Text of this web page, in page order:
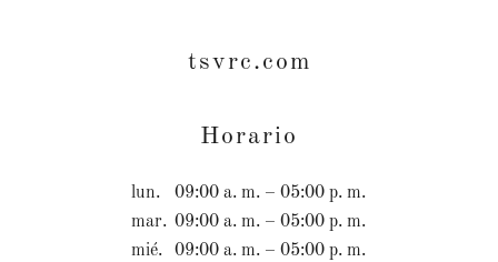
tsvrc.com
Horario
lun.
09:00 a. m. – 05:00 p. m.
mar. 09:00 a. m. – 05:00 p. m.
mié.
09:00 a. m. – 05:00 p. m.